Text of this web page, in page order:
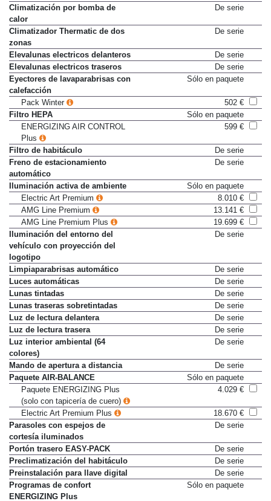
AMG Line Premium Plus
19.699 €
Climatización por bomba de
calor
Climatizador Thermatic de dos
zonas
Elevalunas electricos delanteros
De serie
Elevalunas electricos traseros
De serie
Eyectores de lavaparabrisas con
calefacción
Pack Winter
502 €
Filtro HEPA
Sólo en paquete
ENERGIZING AIR CONTROL
Plus
Filtro de habitáculo
De serie
Freno de estacionamiento
automático
Iluminación activa de ambiente
Sólo en paquete
Electric Art Premium
8.010 €
AMG Line Premium
13.141 €
AMG Line Premium Plus
19.699 €
Iluminación del entorno del
vehículo con proyección del
logotipo
Limpiaparabrisas automático
De serie
Luces automáticas
De serie
Lunas tintadas
De serie
Lunas traseras sobretintadas
De serie
Luz de lectura delantera
De serie
Luz de lectura trasera
De serie
Luz interior ambiental (64
colores)
Mando de apertura a distancia
De serie
Paquete AIR-BALANCE
Sólo en paquete
Paquete ENERGIZING Plus
(solo con tapicería de cuero)
Electric Art Premium Plus
18.670 €
Parasoles con espejos de
cortesía iluminados
Portón trasero EASY-PACK
De serie
Preclimatización del habitáculo
De serie
Preinstalación para llave digital
De serie
Programas de confort